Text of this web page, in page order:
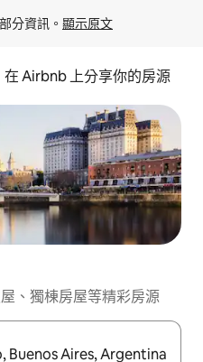
分資訊。 顯示原文
在 Airbnb 上分享你的房源
、獨棟房屋等精彩房源
用上下箭頭，或輕點、滑動裝置。